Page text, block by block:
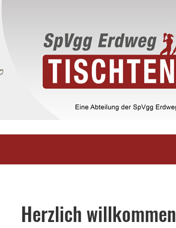
Herzlich willkommen